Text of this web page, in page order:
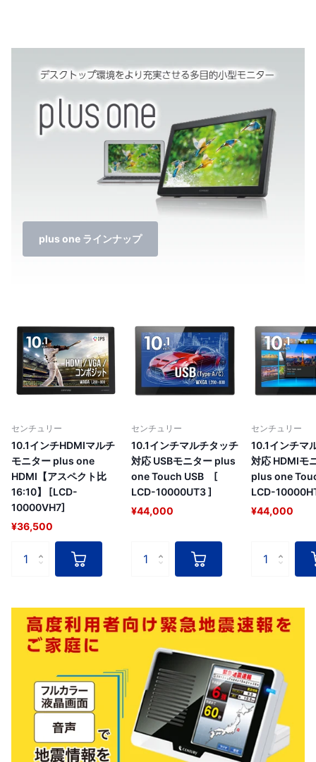
plus one ラインナップ
センチュリー
10.1インチHDMIマルチ
モニター plus one
HDMI【アスペクト比
16:10】 [LCD-
10000VH7]
¥36,500
センチュリー
10.1インチマルチタッチ
対応 USBモニター plus
one Touch USB [
LCD-10000UT3 ]
¥44,000
センチュリー
10.1インチマ
対応 HDMIモ
plus one
LCD-
¥44,000